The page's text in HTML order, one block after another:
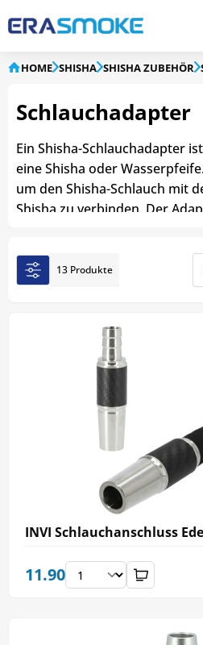
HOME SHISHA SHISHA ZUBEHÖR
Schlauchadapter
Ein Shisha-Schlauchadapter
eine Shisha oder
um den Shisha-Schlauch mit
Shisha zu verbinden. Der
Rauchsäule, um eine dichte
Verbindung herzustellen. Der
Gewindeanschluss der
angeschlossen werden
von Shisha mit Freunden zu
13 Produkte
INVI Schlauchanschluss
11.90